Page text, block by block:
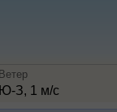
З, 1 м/с